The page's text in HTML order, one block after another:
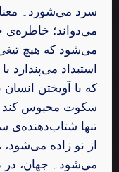
سرد می‌شورد۔
می‌دواند؛ خاطره‌ی
می‌شود که هیچ
استبداد می‌پندارد
که با آویختن
سکوت محبوس
تنها شتاب‌دهنده‌ی
از نو زاده
می‌شود۔ جهان،